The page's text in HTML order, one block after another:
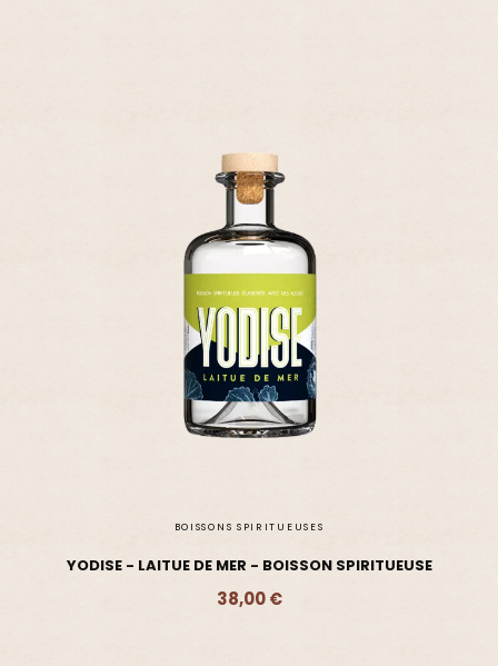
BOISSONS SPIRITUEUSES
YODISE - LAITUE DE MER - BOISSON SPIRITUEUSE
38,00 €
Ajouter - 38,00 €